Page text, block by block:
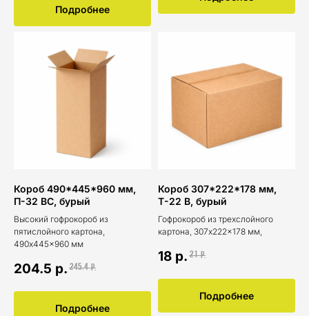
Подробнее
Короб 490*445*960 мм,
П-32 ВС, бурый
Высокий гофрокороб из
пятислойного картона,
490х445×960 мм
204.5 р. 245.4 р.
Подробнее
Короб 307*222*178 мм,
Т-22 В, бурый
Гофрокороб из трехслойного
картона, 307x222x178 мм,
18 р. 21 р.
Подробнее